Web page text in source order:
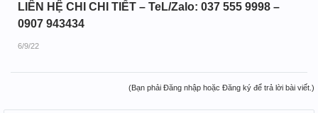
LIÊN HỆ CHI CHI TIẾT – TeL/Zalo: 037 555 9998 –
0907 943434
6/9/22
(Bạn phải Đăng nhập hoặc Đăng ký để trả lời bài viết.)